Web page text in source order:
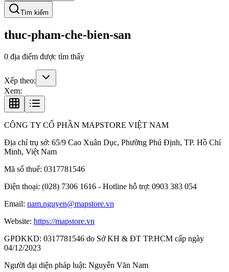
Tìm kiếm
thuc-pham-che-bien-san
0 địa điểm được tìm thấy
Xếp theo:
Xem:
CÔNG TY CỔ PHẦN MAPSTORE VIỆT NAM
Địa chỉ trụ sở: 65/9 Cao Xuân Dục, Phường Phú Định, TP. Hồ Chí
Minh, Việt Nam
Mã số thuế: 0317781546
Điện thoại: (028) 7306 1616 - Hotline hỗ trợ: 0903 383 054
Email: nam.nguyen@mapstore.vn
Website: https://mapstore.vn
GPDKKD: 0317781546 do Sở KH & ĐT TP.HCM cấp ngày
04/12/2023
Người đại diện pháp luật: Nguyễn Văn Nam